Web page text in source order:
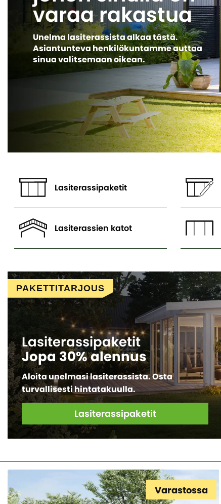
varaa rakastua
Unelma lasiterassista alkaa tästä.
Asiantunteva henkilökuntamme auttaa
sinua valitsemaan oikean.
Lasiterassipaketit
Lasiterassien katot
PAKETTITARJOUS
Lasiterassipaketit
Jopa 30% alennus
Aloita unelmasi lasiterassista. Osta
turvallisesti hintatakuulla.
Lasiterassipaketit
Varastossa